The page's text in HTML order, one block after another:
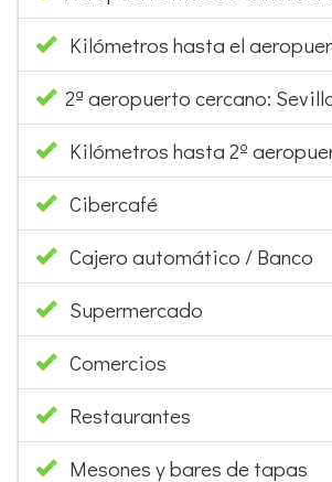
Cibercafé
Cajero automático / Banco
Supermercado
Comercios
Restaurantes
Mesones y bares de tapas
Pubs y bares de copas
Comida para llevar
Prensa / Revistas